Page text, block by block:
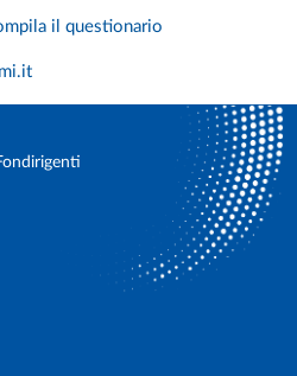
il questionario